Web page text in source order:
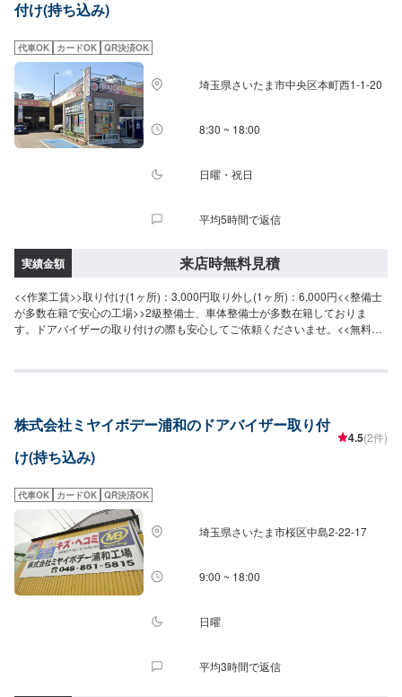
業中は代車をご利用ください。※代車の燃料代はお客様にご負担いただいてお
ださい。駐車スペースは事務所前の空いているスペースに駐車してくださ
い。受付はスタッフへ「メンテモで予約しました」とお伝えください。ご案
内いたします。【定休日・営業時間】定休日：日曜、祝日営業時間：
8:00~18:00
付け(持ち込み)
代車OK カードOK QR決済OK
埼玉県さいたま市中央区本町西1-1-20
8:30 ~ 18:00
日曜・祝日
平均5時間で返信
実績金額 来店時無料見積
<<作業工賃>>取り付け(1ヶ所)：3,000円取り外し(1ヶ所)：6,000円<<整備士
が多数在籍で安心の工場>>2級整備士、車体整備士が多数在籍しておりま
す。ドアバイザーの取り付けの際も安心してご依頼くださいませ。<<無料の
心ください。
株式会社ミヤイボデー浦和のドアバイザー取り付
け(持ち込み)
4.5(2件)
代車OK カードOK QR決済OK
埼玉県さいたま市桜区中島2-22-17
9:00 ~ 18:00
日曜
平均3時間で返信